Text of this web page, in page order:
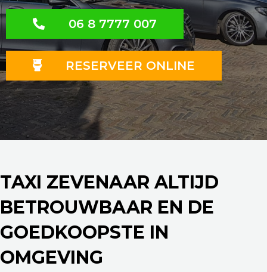
06 8 7777 007
RESERVEER ONLINE
TAXI ZEVENAAR ALTIJD
BETROUWBAAR EN DE
GOEDKOOPSTE IN
OMGEVING